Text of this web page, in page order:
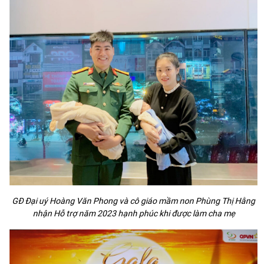
GĐ Đại uý Hoàng Văn Phong và cô giáo mầm non Phùng Thị Hằng
nhận Hỗ trợ năm 2023 hạnh phúc khi được làm cha mẹ